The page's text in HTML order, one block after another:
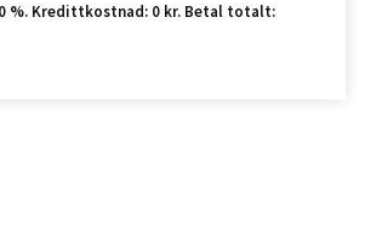
%. Kredittkostnad: 0 kr. Betal totalt: